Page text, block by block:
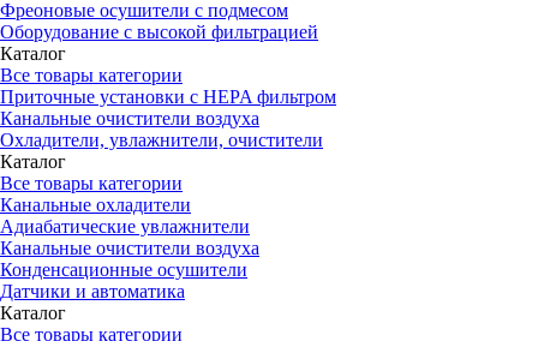
Фреоновые осушители с подмесом
Оборудование с высокой фильтрацией
Каталог
Все товары категории
Приточные установки c HEPA фильтром
Канальные очистители воздуха
Охладители, увлажнители, очистители
Каталог
Все товары категории
Канальные охладители
Адиабатические увлажнители
Канальные очистители воздуха
Конденсационные осушители
Датчики и автоматика
Каталог
Все товары категории